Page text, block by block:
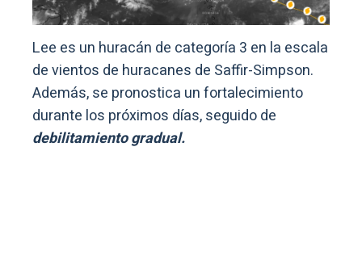
Lee es un huracán de categoría 3 en la escala
de vientos de huracanes de Saffir-Simpson.
Además, se pronostica un fortalecimiento
durante los próximos días, seguido de
debilitamiento gradual.